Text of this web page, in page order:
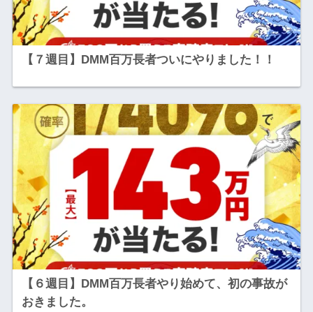
【７週目】DMM百万長者ついにやりました！！
【６週目】DMM百万長者やり始めて、初の事故が
おきました。